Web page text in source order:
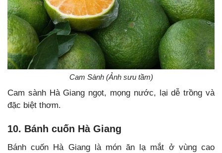
Cam Sành (Ảnh sưu tầm)
Cam sành Hà Giang ngọt, mọng nước, lại dễ trồng và
đặc biệt thơm.
10. Bánh cuốn Hà Giang
Bánh cuốn Hà Giang là món ăn lạ mắt ở vùng cao